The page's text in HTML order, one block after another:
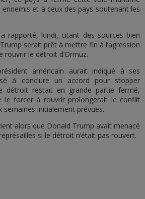
et à ceux des pays soutenant les
rapporté, lundi, citant des sources bien
serait prêt à mettre fin à l’agression
rouvrir le détroit d’Ormuz.
américain aurait indiqué à ses
à conclure un accord pour stopper
détroit restait en grande partie fermé,
le forcer à rouvrir prolongerait le conflit
semaines initialement prévues.
alors que Donald Trump avait menacé
si le détroit n’était pas rouvert.